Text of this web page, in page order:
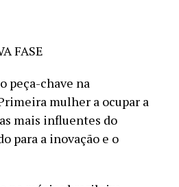
FASE
peça-chave na
mulher a ocupar a
mais influentes do
para a inovação e o